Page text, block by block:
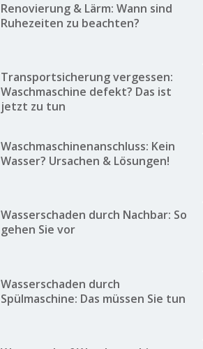
Renovierung & Lärm: Wann sind
Ruhezeiten zu beachten?
Transportsicherung vergessen:
Waschmaschine defekt? Das ist
jetzt zu tun
Waschmaschinenanschluss: Kein
Wasser? Ursachen & Lösungen!
Wasserschaden durch Nachbar: So
gehen Sie vor
Wasserschaden durch
Spülmaschine: Das müssen Sie tun